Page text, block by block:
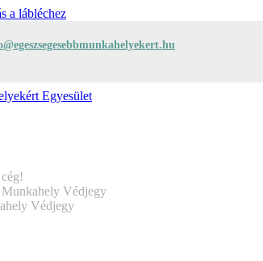
a lábléchez
cég!
Védjegy
Védjegy